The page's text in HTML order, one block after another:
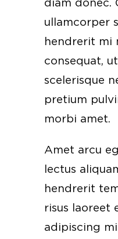
diam donec.
ullamcorper
hendrerit mi
consequat,
scelerisque
pretium
morbi amet.
Amet arcu
lectus
hendrerit
risus laoreet
adipiscing